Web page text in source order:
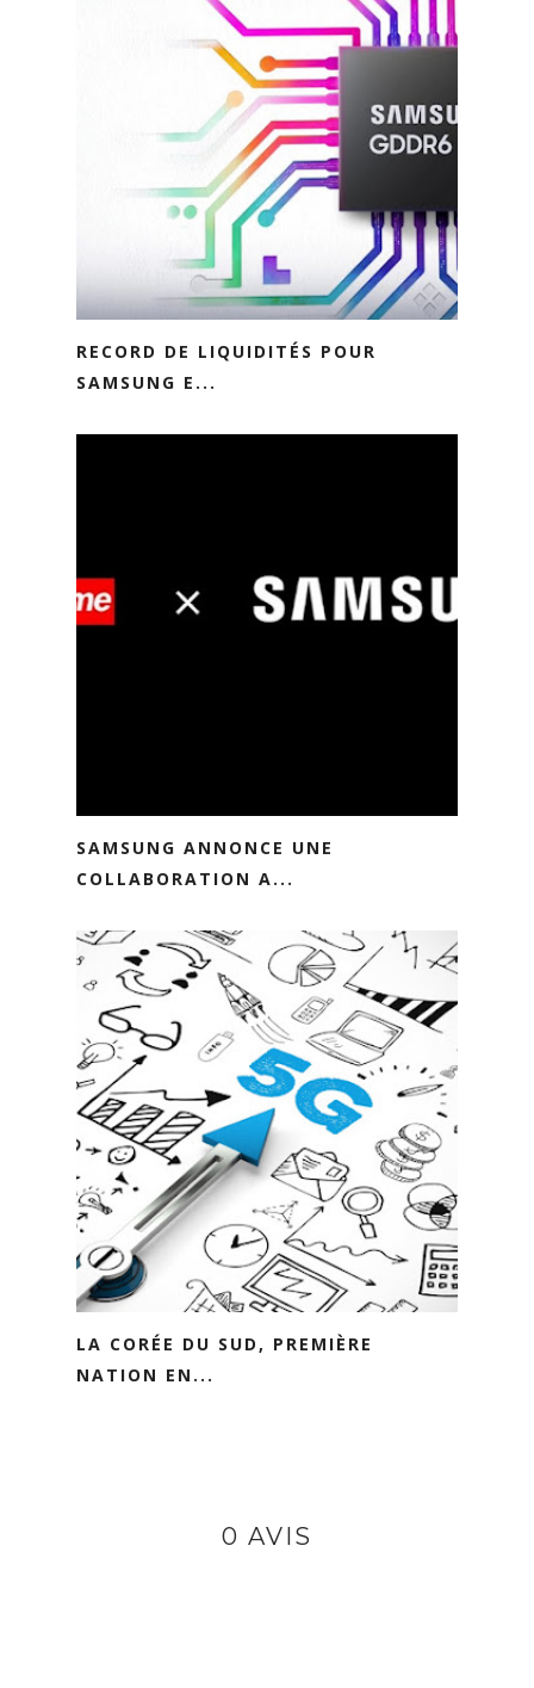
RECORD DE LIQUIDITÉS POUR
SAMSUNG E...
SAMSUNG ANNONCE UNE
COLLABORATION A...
LA CORÉE DU SUD, PREMIÈRE
NATION EN...
0 AVIS